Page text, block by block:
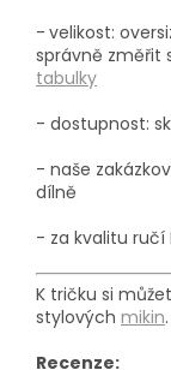
- velikost:
správně změřit
tabulky
- dostupnost:
- naše
dílně
- za kvalitu ručí
K tričku si
stylových mikin.
Recenze: